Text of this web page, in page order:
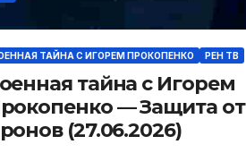
ТАЙНА С ИГОРЕМ ПРОКОПЕНКО РЕН ТВ
тайна с Игорем
— Защита от
(27.06.2026)